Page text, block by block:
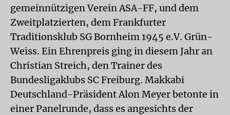
gemeinnützigen Verein ASA-FF, und dem
Zweitplatzierten, dem Frankfurter
Traditionsklub SG Bornheim 1945 e.V. Grün-
Weiss. Ein Ehrenpreis ging in diesem Jahr an
Christian Streich, den Trainer des
Bundesligaklubs SC Freiburg. Makkabi
Deutschland-Präsident Alon Meyer betonte in
einer Panelrunde, dass es angesichts der